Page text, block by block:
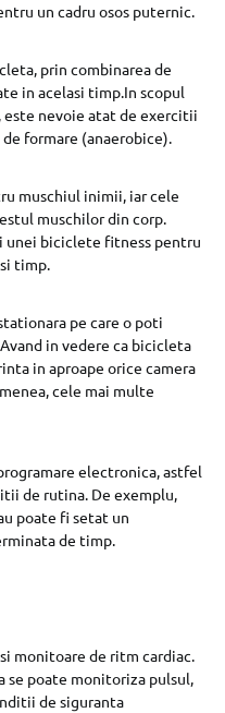
un cadru osos puternic.
prin combinarea de
in acelasi timp.In scopul
este nevoie atat de exercitii
formare (anaerobice).
muschiul inimii, iar cele
muschilor din corp.
unei biciclete fitness pentru
timp.
pe care o poti
in vedere ca bicicleta
in aproape orice camera
cele mai multe
electronica, astfel
de rutina. De exemplu,
poate fi setat un
de timp.
monitoare de ritm cardiac.
se poate monitoriza pulsul,
de siguranta